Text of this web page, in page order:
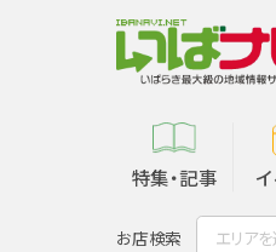
特集・記事
お店検索 エリア